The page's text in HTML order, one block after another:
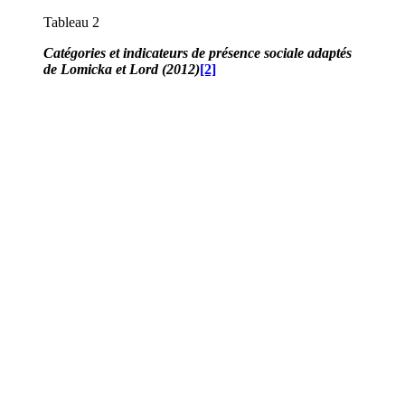
Tableau 2
Catégories et indicateurs de présence sociale adaptés
de Lomicka et Lord (2012)[2]